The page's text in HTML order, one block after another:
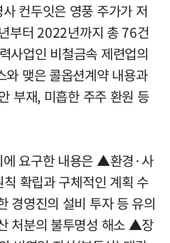
컨두잇은 영풍 주가가 저
부터 2022년까지 총 76건
사업인 비철금속 제련업의
맺은 콜옵션계약 내용과
부재, 미흡한 주주 환원 등
에 요구한 내용은 ▲환경·사
확립과 구체적인 계획 수
경영진의 설비 투자 등 유의
처분의 불투명성 해소 ▲장